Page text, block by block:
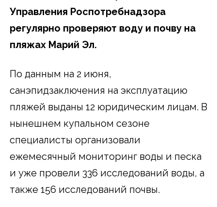
Управления Роспотребнадзора
регулярно проверяют воду и почву на
пляжах Марий Эл.
По данным на 2 июня,
санэпидзаключения на эксплуатацию
пляжей выданы 12 юридическим лицам. В
нынешнем купальном сезоне
специалисты организовали
ежемесячный мониторинг воды и песка
и уже провели 336 исследований воды, а
также 156 исследований почвы.